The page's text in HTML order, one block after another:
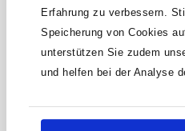
Erfahrung zu verbessern.
Speicherung von Cookies
unterstützen Sie zudem
und helfen bei der Analyse